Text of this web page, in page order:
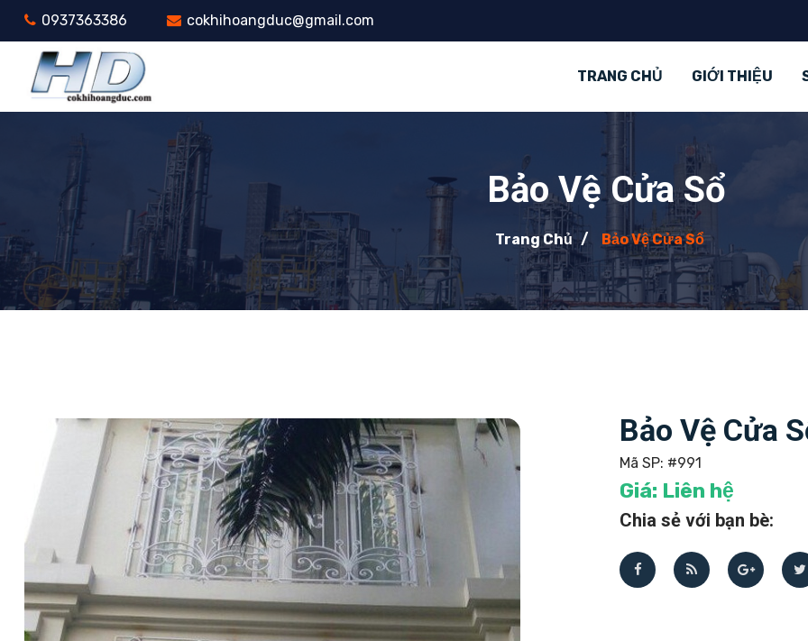
0937363386 cokhihoangduc@gmail.com
TRANG CHỦ GIỚI THIỆU
Bảo Vệ Cửa Sổ
Trang Chủ Bảo Vệ Cửa Sổ
Bảo Vệ Cửa
Mã SP: #991
Giá: Liên hệ
Chia sẻ với bạn bè: